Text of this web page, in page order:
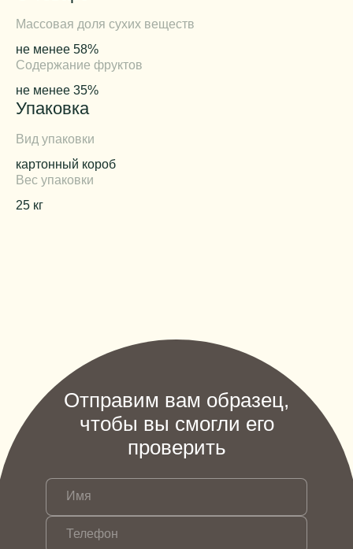
Массовая доля сухих веществ
не менее 58%
Содержание фруктов
не менее 35%
Упаковка
Вид упаковки
картонный короб
Вес упаковки
25 кг
Отправим вам образец,
чтобы вы смогли его
проверить
Имя
Телефон